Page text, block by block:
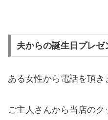
夫からの誕生日プレゼ
ある女性から電話を頂き
ご主人さんから当店の